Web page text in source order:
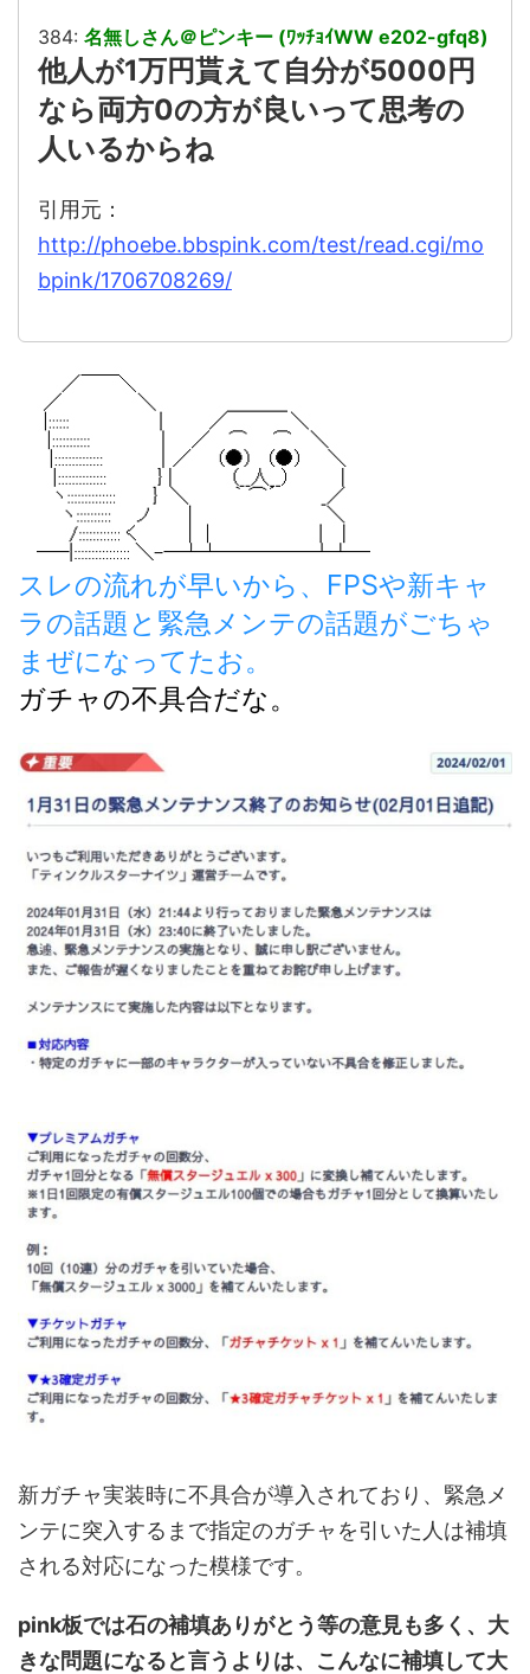
384: 名無しさん＠ピンキー (ﾜｯﾁｮｲWW e202-gfq8)
他人が1万円貰えて自分が5000円
なら両方0の方が良いって思考の
人いるからね
引用元：
http://phoebe.bbspink.com/test/read.cgi/mo
bpink/1706708269/
スレの流れが早いから、FPSや新キャ
ラの話題と緊急メンテの話題がごちゃ
まぜになってたお。
ガチャの不具合だな。
新ガチャ実装時に不具合が導入されており、緊急メ
ンテに突入するまで指定のガチャを引いた人は補填
される対応になった模様です。
pink板では石の補填ありがとう等の意見も多く、大
きな問題になると言うよりは、こんなに補填して大